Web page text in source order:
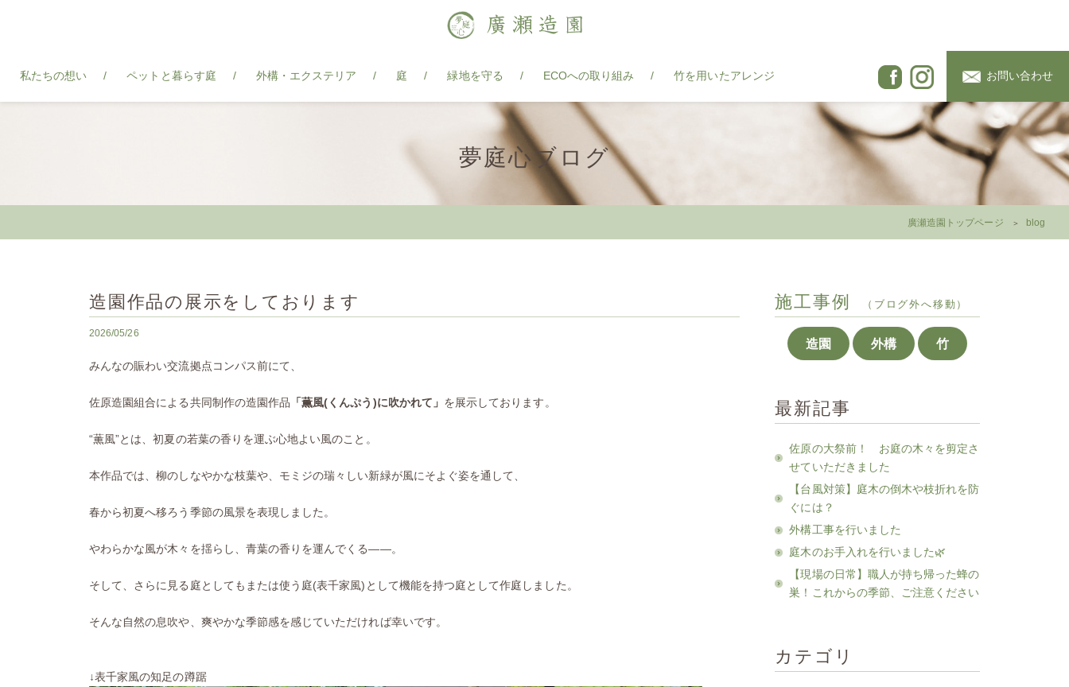
私たちの想い ペットと暮らす庭 外構・エクステリア 庭 緑地を守る ECOへの取り組み 竹を用いたアレンジ お問い合わせ
夢庭心ブログ
廣瀬造園トップページ blog
造園作品の展示をしております
2026/05/26
みんなの賑わい交流拠点コンパス前にて、
佐原造園組合による共同制作の造園作品 「薫風(くんぷう)に吹かれて」 を展示しております。
“薫風”とは、初夏の若葉の香りを運ぶ心地よい風のこと。
本作品では、柳のしなやかな枝葉や、モミジの瑞々しい新緑が風にそよぐ姿を通して、
春から初夏へ移ろう季節の風景を表現しました。
やわらかな風が木々を揺らし、青葉の香りを運んでくる――。
そして、さらに見る庭としてもまたは使う庭(表千家風)として機能を持つ庭として作庭しました。
そんな自然の息吹や、爽やかな季節感を感じていただければ幸いです。
↓表千家風の知足の蹲踞
施工事例 （ブログ外へ移動）
造園 外構 竹
最新記事
佐原の大祭前！ お庭の木々を剪定さ
せていただきました
【台風対策】庭木の倒木や枝折れを防
ぐには？
外構工事を行いました
庭木のお手入れを行いました🌿
【現場の日常】職人が持ち帰った蜂の
巣！これからの季節、ご注意ください
カテゴリ